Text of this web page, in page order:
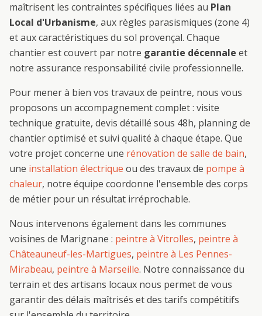
maîtrisent les contraintes spécifiques liées au Plan
Local d'Urbanisme, aux règles parasismiques (zone 4)
et aux caractéristiques du sol provençal. Chaque
chantier est couvert par notre garantie décennale et
notre assurance responsabilité civile professionnelle.
Pour mener à bien vos travaux de peintre, nous vous
proposons un accompagnement complet : visite
technique gratuite, devis détaillé sous 48h, planning de
chantier optimisé et suivi qualité à chaque étape. Que
votre projet concerne une rénovation de salle de bain,
une installation électrique ou des travaux de pompe à
chaleur, notre équipe coordonne l'ensemble des corps
de métier pour un résultat irréprochable.
Nous intervenons également dans les communes
voisines de Marignane : peintre à Vitrolles, peintre à
Châteauneuf-les-Martigues, peintre à Les Pennes-
Mirabeau, peintre à Marseille. Notre connaissance du
terrain et des artisans locaux nous permet de vous
garantir des délais maîtrisés et des tarifs compétitifs